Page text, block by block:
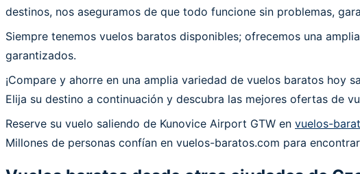
destinos, nos aseguramos de que todo funcione sin problemas,
Siempre tenemos vuelos baratos disponibles; ofrecemos una
garantizados.
¡Compare y ahorre en una amplia variedad de vuelos baratos hoy
Elija su destino a continuación y descubra las mejores ofertas de
Reserve su vuelo saliendo de Kunovice Airport GTW en vuelos-
Millones de personas confían en vuelos-baratos.com para